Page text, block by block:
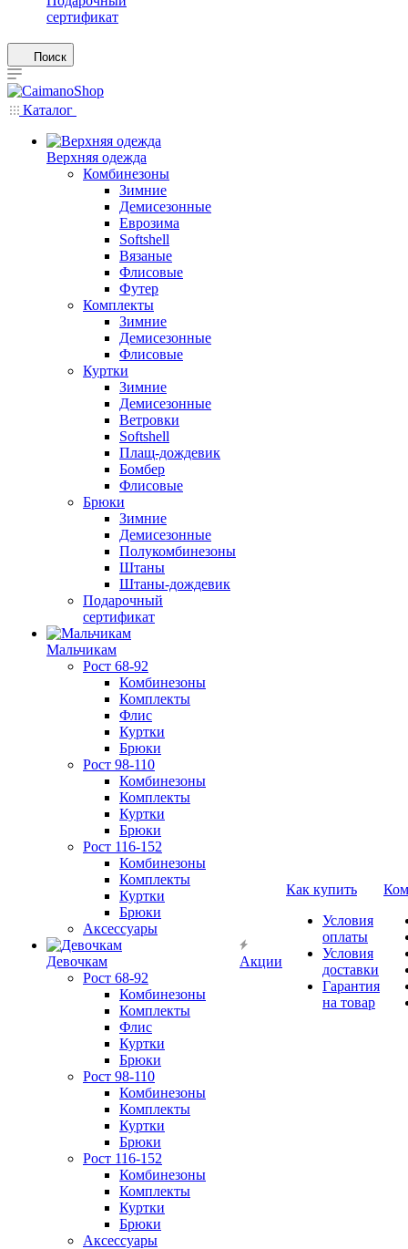
сертификат
Поиск
Каталог
Верхняя одежда
Комбинезоны
Зимние
Демисезонные
Еврозима
Softshell
Вязаные
Флисовые
Футер
Комплекты
Зимние
Демисезонные
Флисовые
Куртки
Зимние
Демисезонные
Ветровки
Softshell
Плащ-дождевик
Бомбер
Флисовые
Брюки
Зимние
Демисезонные
Полукомбинезоны
Штаны
Штаны-дождевик
Подарочный
сертификат
Мальчикам
Рост 68-92
Комбинезоны
Комплекты
Флис
Куртки
Брюки
Рост 98-110
Комбинезоны
Комплекты
Куртки
Брюки
Рост 116-152
Комбинезоны
Комплекты
Куртки
Брюки
Аксессуары
Девочкам
Рост 68-92
Комбинезоны
Комплекты
Флис
Куртки
Брюки
Рост 98-110
Комбинезоны
Комплекты
Куртки
Брюки
Рост 116-152
Комбинезоны
Комплекты
Куртки
Брюки
Аксессуары
Акции
Как купить
Условия
оплаты
Условия
доставки
Гарантия
на товар